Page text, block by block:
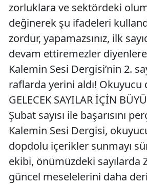
zorluklara ve sektördeki
değinerek şu ifadeleri
zordur, yapamazsınız, ilk
devam ettiremezler
Kalemin Sesi Dergisi’nin 2.
raflarda yerini aldı! Okuyucu
GELECEK SAYILAR İÇİN
Şubat sayısı ile başarısını
Kalemin Sesi Dergisi,
dopdolu içerikler sunmayı
ekibi, önümüzdeki sayılarda
güncel meselelerini daha